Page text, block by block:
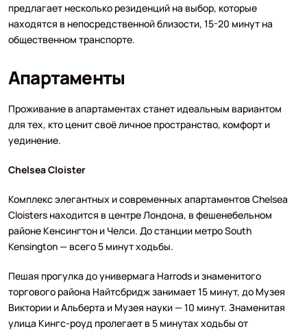
предлагает несколько резиденций на выбор, которые
находятся в непосредственной близости, 15-20 минут на
общественном транспорте.
Апартаменты
Проживание в апартаментах станет идеальным вариантом
для тех, кто ценит своё личное пространство, комфорт и
уединение.
Chelsea Cloister
Комплекс элегантных и современных апартаментов Chelsea
Cloisters находится в центре Лондона, в фешенебельном
районе Кенсингтон и Челси. До станции метро South
Kensington — всего 5 минут ходьбы.
Пешая прогулка до универмага Harrods и знаменитого
торгового района Найтсбридж занимает 15 минут, до Музея
Виктории и Альберта и Музея науки — 10 минут. Знаменитая
улица Кингс-роуд пролегает в 5 минутах ходьбы от